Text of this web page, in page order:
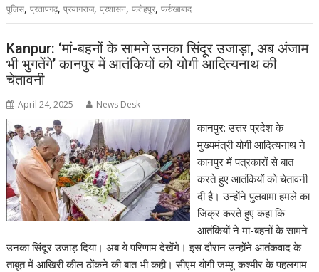
पुलिस,प्रतापगढ़,प्रयागराज,प्रशासन,फतेहपुर,फर्रुखाबाद
Kanpur: ‘मां-बहनों के सामने उनका सिंदूर उजाड़ा, अब अंजाम
भी भुगतेंगे’ कानपुर में आतंकियों को योगी आदित्यनाथ की
चेतावनी
April 24, 2025 News Desk
कानपुर: उत्तर प्रदेश के
मुख्यमंत्री योगी आदित्यनाथ ने
कानपुर में पत्रकारों से बात
करते हुए आतंकियों को चेतावनी
दी है। उन्होंने पुलवामा हमले का
जिक्र करते हुए कहा कि
आतंकियों ने मां-बहनों के सामने
उनका सिंदूर उजाड़ दिया। अब ये परिणाम देखेंगे। इस दौरान उन्होंने आतंकवाद के
ताबूत में आखिरी कील ठोंकने की बात भी कही। सीएम योगी जम्मू-कश्मीर के पहलगाम